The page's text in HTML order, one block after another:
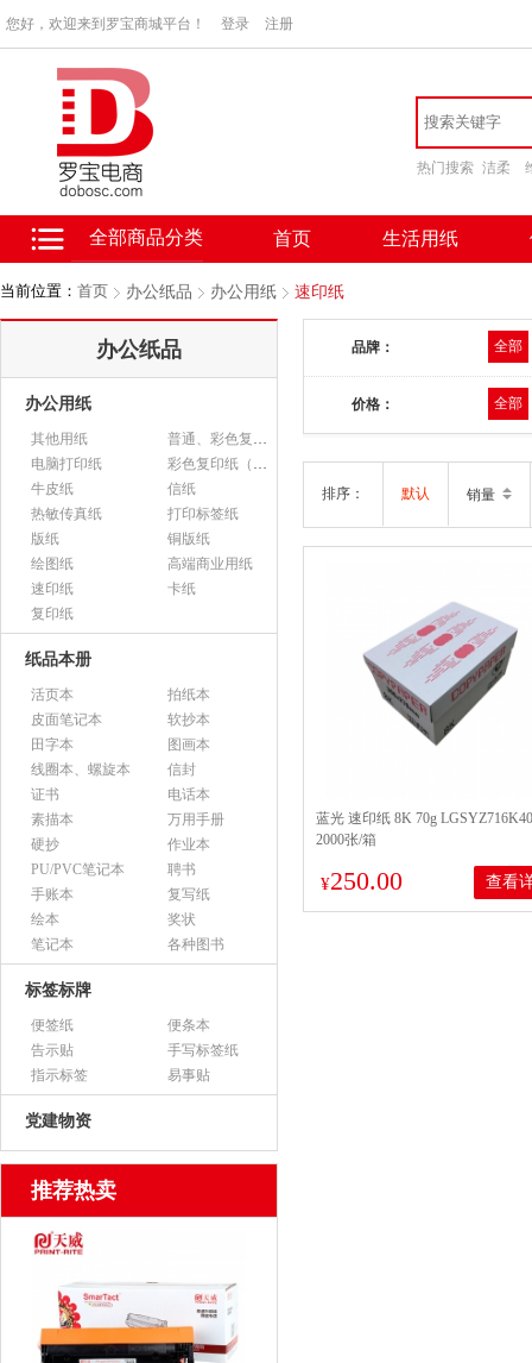
您好，欢迎来到罗宝商城平台！ 登录 注册
热门搜索 洁柔
全部商品分类 首页 生活用纸
当前位置： 首页 办公纸品 办公用纸 速印纸
办公纸品
办公用纸
其他用纸
普通、彩色复印纸
电脑打印纸
彩色复印纸（政采）
牛皮纸
信纸
热敏传真纸
打印标签纸
版纸
铜版纸
绘图纸
高端商业用纸
速印纸
卡纸
复印纸
纸品本册
活页本
拍纸本
皮面笔记本
软抄本
田字本
图画本
线圈本、螺旋本
信封
证书
电话本
素描本
万用手册
硬抄
作业本
PU/PVC笔记本
聘书
手账本
复写纸
绘本
奖状
笔记本
各种图书
标签标牌
便签纸
便条本
告示贴
手写标签纸
指示标签
易事贴
党建物资
推荐热卖
品牌： 全部
价格： 全部
排序： 默认 销量
蓝光 速印纸 8K 70g
2000张/箱
¥250.00 查看